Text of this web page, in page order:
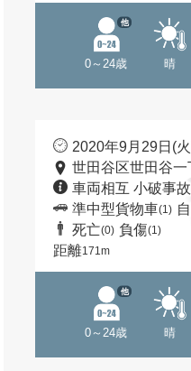
0～24歳
他
晴
2020年9月29日(
世田谷区世田谷一
車両相互 小破事故
準中型貨物車(1)
死亡(0) 負傷(1)
距離171m
0～24歳
他
晴